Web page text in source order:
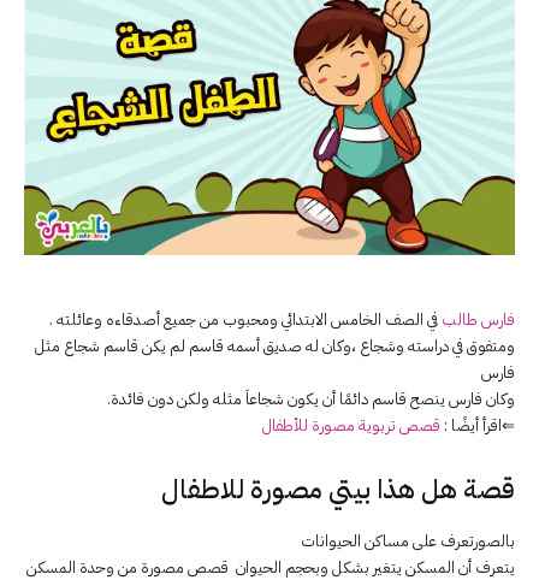
فارس طالب في الصف الخامس الابتدائي ومحبوب من جميع أصدقاءه وعائلته .
ومتفوق في دراسته وشجاع ،وكان له صديق أسمه قاسم لم يكن قاسم شجاع مثل
فارس
وكان فارس ينصح قاسم دائمًا أن يكون شجاعاَ مثله ولكن دون فائدة.
⇐اقرأ أيضًا : قصص تربوية مصورة للأطفال
قصة هل هذا بيتي مصورة للاطفال
بالصورتعرف على مساكن الحيوانات
يتعرف أن المسكن يتغير بشكل وبحجم الحيوان قصص مصورة من وحدة المسكن